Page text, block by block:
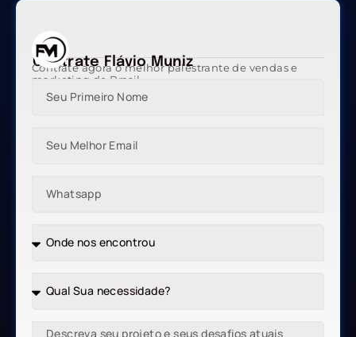
Contrate Flávio Muniz
Contrate agora o melhor palestrante de vendas e
marketing do Brasil